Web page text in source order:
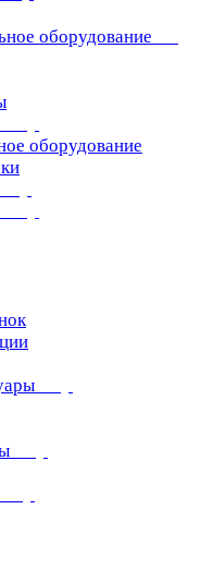
оборудование
оборудование